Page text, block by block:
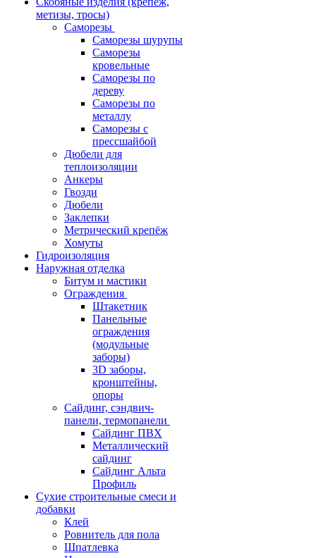
метизы, тросы)
Саморезы
Саморезы шурупы
Саморезы
кровельные
Саморезы по
дереву
Саморезы по
металлу
Саморезы с
прессшайбой
Дюбели для
теплоизоляции
Анкеры
Гвозди
Дюбели
Заклепки
Метрический крепёж
Хомуты
Гидроизоляция
Наружная отделка
Битум и мастики
Ограждения
Штакетник
Панельные
ограждения
(модульные
заборы)
3D заборы,
кронштейны,
опоры
Cайдинг, сэндвич-
панели, термопанели
Сайдинг ПВХ
Металлический
сайдинг
Сайдинг Альта
Профиль
Сухие строительные смеси и
добавки
Клей
Ровнитель для пола
Шпатлевка